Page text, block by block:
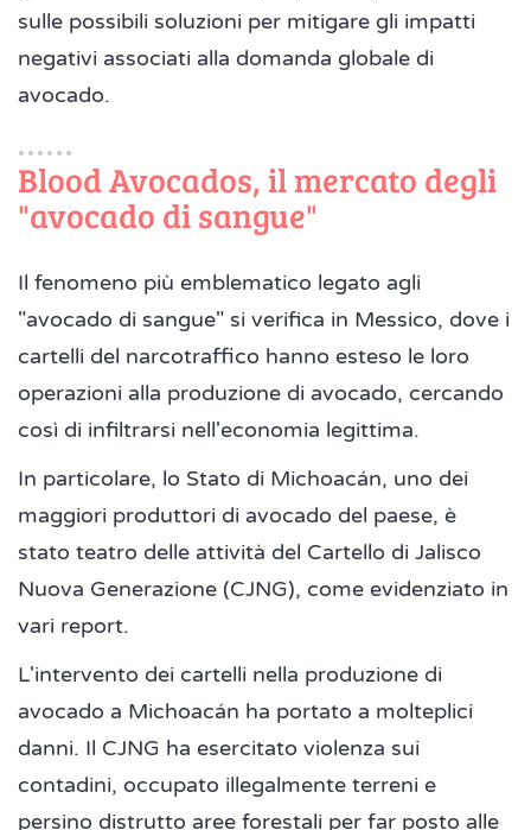
sulle possibili soluzioni per mitigare gli impatti
negativi associati alla domanda globale di
avocado.
Blood Avocados, il mercato degli
"avocado di sangue"
Il fenomeno più emblematico legato agli
"avocado di sangue" si verifica in Messico, dove i
cartelli del narcotraffico hanno esteso le loro
operazioni alla produzione di avocado, cercando
così di infiltrarsi nell'economia legittima.
In particolare, lo Stato di Michoacán, uno dei
maggiori produttori di avocado del paese, è
stato teatro delle attività del Cartello di Jalisco
Nuova Generazione (CJNG), come evidenziato in
vari report.
L'intervento dei cartelli nella produzione di
avocado a Michoacán ha portato a molteplici
danni. Il CJNG ha esercitato violenza sui
contadini, occupato illegalmente terreni e
persino distrutto aree forestali per far posto alle